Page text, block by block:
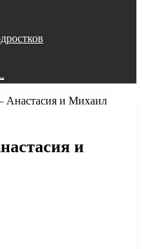
Поиск...
Анастасия и Михаил
и